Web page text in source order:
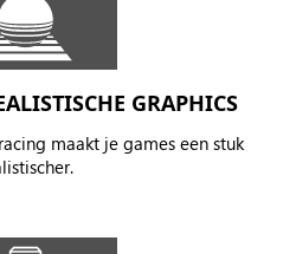
GRAPHICS
maakt je games een stuk